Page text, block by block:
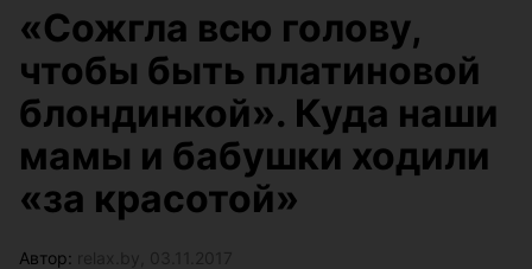
«Сожгла всю голову,
чтобы быть платиновой
блондинкой». Куда наши
мамы и бабушки ходили
«за красотой»
Автор: